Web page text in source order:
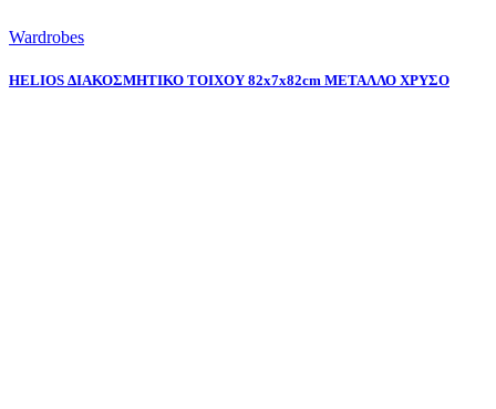
Wardrobes
HELIOS ΔΙΑΚΟΣΜΗΤΙΚΟ ΤΟΙΧΟΥ 82x7x82cm ΜΕΤΑΛΛΟ ΧΡΥΣΟ